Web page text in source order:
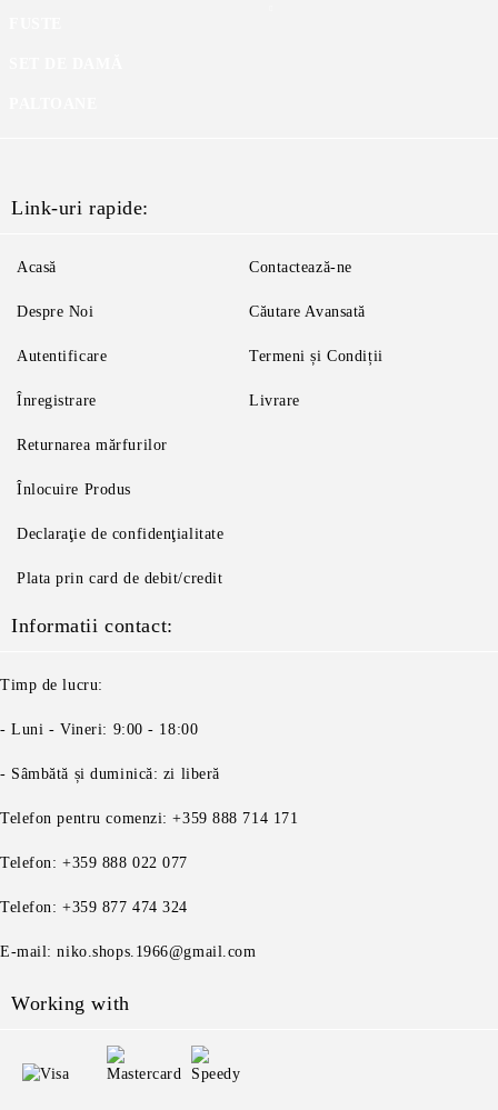
Link-uri rapide:
Acasă
Despre Noi
Autentificare
Înregistrare
Contactează-ne
Căutare Avansată
Termeni și Condiții
Livrare
Returnarea mărfurilor
Înlocuire Produs
Declaraţie de confidenţialitate
Plata prin card de debit/credit
Informatii contact:
Timp de lucru:
- Luni - Vineri: 9:00 - 18:00
- Sâmbătă și duminică: zi liberă
Telefon pentru comenzi: +359 888 714 171
Telefon: +359 888 022 077
Telefon: +359 877 474 324
E-mail: niko.shops.1966@gmail.com
Working with